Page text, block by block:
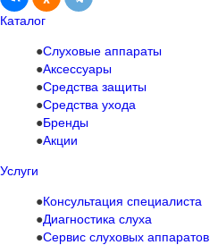
Каталог
Слуховые аппараты
Аксессуары
Средства защиты
Средства ухода
Бренды
Акции
Услуги
Консультация специалиста
Диагностика слуха
Сервис слуховых аппаратов